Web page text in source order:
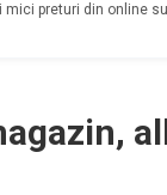
mici preturi din online